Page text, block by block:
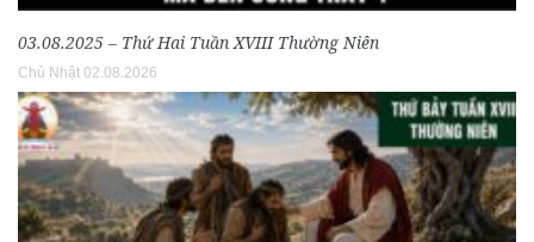
03.08.2025 – Thứ Hai Tuần XVIII Thường Niên
Chủ Nhật 02.08.2026